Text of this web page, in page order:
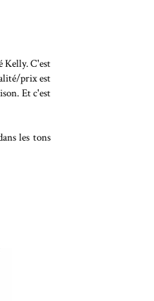
Kelly. C'est
prix est
Et c'est
les tons